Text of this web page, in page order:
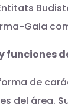
Gaia
funciones
de
del área.